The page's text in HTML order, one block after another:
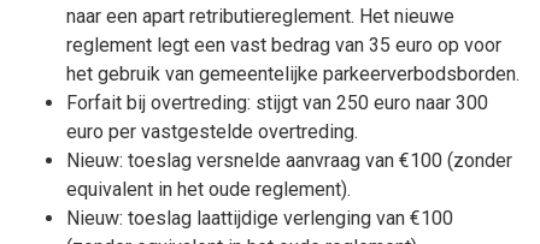
naar een apart retributiereglement. Het nieuwe
reglement legt een vast bedrag van 35 euro op voor
het gebruik van gemeentelijke parkeerverbodsborden.
Forfait bij overtreding: stijgt van 250 euro naar 300
euro per vastgestelde overtreding.
Nieuw: toeslag versnelde aanvraag van €100 (zonder
equivalent in het oude reglement).
Nieuw: toeslag laattijdige verlenging van €100